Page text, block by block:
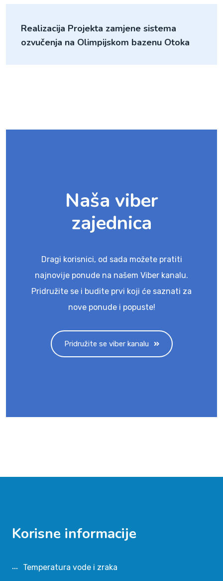
Realizacija Projekta zamjene sistema
ozvučenja na Olimpijskom bazenu Otoka
Naša viber
zajednica
Dragi korisnici, od sada možete pratiti
najnovije ponude na našem Viber kanalu.
Pridružite se i budite prvi koji će saznati za
nove ponude i popuste!
Pridružite se viber kanalu
Korisne informacije
Temperatura vode i zraka